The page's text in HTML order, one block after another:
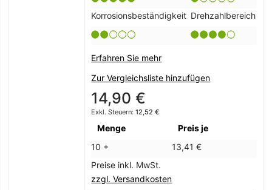
Korrosionsbeständigkeit Drehzahlbereich
Erfahren Sie mehr
Zur Vergleichsliste hinzufügen
14,90 €
12,52 €
Menge
Preis je
10 +
13,41 €
Preise inkl. MwSt.
zzgl. Versandkosten